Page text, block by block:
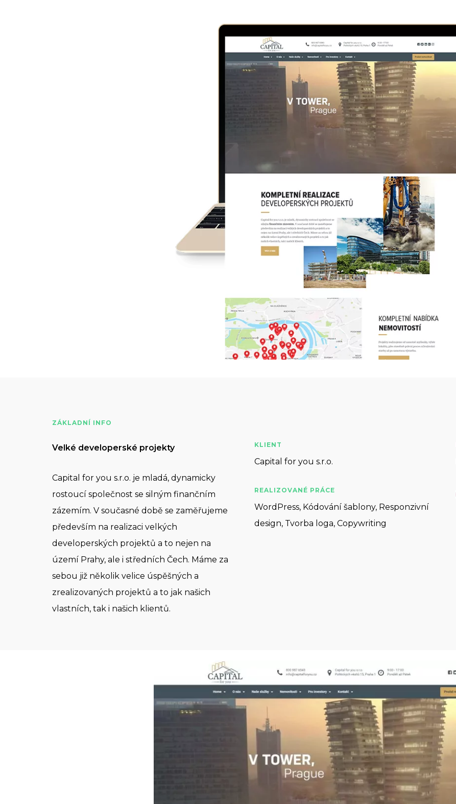
ZÁKLADNÍ INFO
Velké developerské projekty
Capital for you s.r.o. je mladá, dynamicky
rostoucí společnost se silným finančním
zázemím. V současné době se zaměřujeme
především na realizaci velkých
developerských projektů a to nejen na
území Prahy, ale i středních Čech. Máme za
sebou již několik velice úspěšných a
zrealizovaných projektů a to jak našich
vlastních, tak i našich klientů.
KLIENT
Capital for you s.r.o.
REALIZOVANÉ PRÁCE
WordPress, Kódování šablony, Responzivní
design, Tvorba loga, Copywriting